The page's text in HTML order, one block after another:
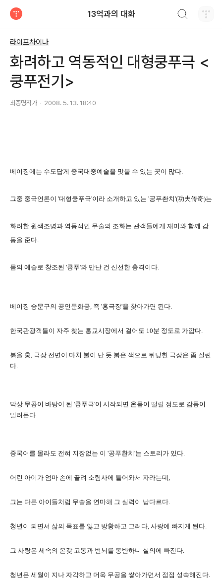
13억과의 대화
라이프차이나
화려하고 역동적인 대형쿵푸극 <
쿵푸전기>
최종명작가 2008. 5. 13. 18:40
베이징에는 수도답게 중국대중예술을 맛볼 수 있는 곳이 많다.
그중 중국언론이 '대형쿵푸극'이라 소개하고 있는 '공푸촨치'(功夫传奇)는
화려한 원색조명과 역동적인 무술의 조화는 관객들에게 재미와 함께 감
동을 준다.
몸의 예술로 창조된 '쿵푸'와 만난 건 신선한 충격이다.
베이징 숭문구의 공인문화궁, 즉 '홍극장'을 찾아가면 된다.
한국관광객들이 자주 찾는 홍교시장에서 걸어도 10분 정도로 가깝다.
붉을 홍, 극장 전면이 마치 불이 난 듯 붉은 색으로 뒤덮힌 극장은 좀 질린
다.
막상 무공이 바탕이 된 '쿵푸극'이 시작되면 온몸이 떨릴 정도로 감동이
밀려든다.
중국어를 몰라도 전혀 지장없는 이 '공푸촨치'는 스토리가 있다.
어린 아이가 엄마 손에 끌려 소림사에 들어와서 자라는데,
그는 다른 아이들처럼 무술을 연마해 그 실력이 남다르다.
청년이 되면서 삶의 목표를 잃고 방황하고 그러다, 사랑에 빠지게 된다.
그 사랑은 세속의 온갖 고통과 번뇌를 동반하니 실의에 빠진다.
청년은 세월이 지나 자각하고 더욱 무공을 쌓아가면서 점점 성숙해진다.